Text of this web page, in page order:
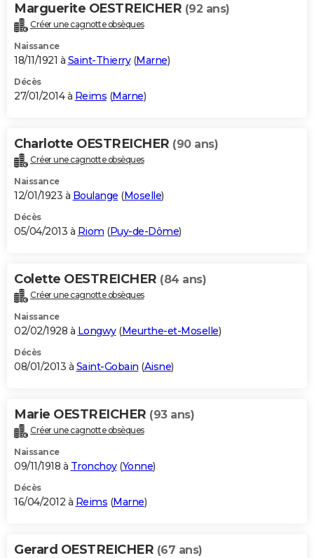
Marguerite OESTREICHER (92 ans)
Créer une cagnotte obsèques
Naissance
18/11/1921 à Saint-Thierry(Marne)
Décès
27/01/2014 à Reims (Marne)
Charlotte OESTREICHER (90 ans)
Créer une cagnotte obsèques
Naissance
12/01/1923 à Boulange (Moselle)
Décès
05/04/2013 à Riom (Puy-de-Dôme)
Colette OESTREICHER (84 ans)
Créer une cagnotte obsèques
Naissance
02/02/1928 à Longwy(Meurthe-et-Moselle)
Décès
08/01/2013 à Saint-Gobain (Aisne)
Marie OESTREICHER (93 ans)
Créer une cagnotte obsèques
Naissance
09/11/1918 à Tronchoy(Yonne)
Décès
16/04/2012 à Reims (Marne)
Gerard OESTREICHER (67 ans)